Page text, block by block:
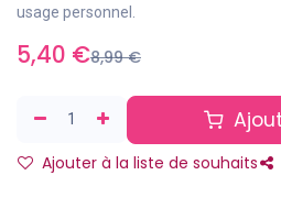
usage personnel.
5,40 €8,99€
Ajouter à la liste de souhaits